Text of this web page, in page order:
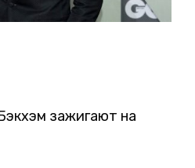
зажигают на